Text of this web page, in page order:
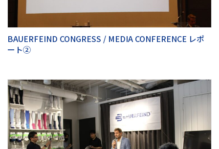
BAUERFEIND CONGRESS / MEDIA CONFERENCE レポ
ート②